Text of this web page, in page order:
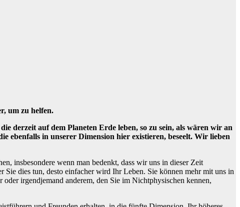
um zu helfen.
derzeit auf dem Planeten Erde leben, so zu sein, als wären wir an
ebenfalls in unserer Dimension hier existieren, beseelt. Wir lieben
insbesondere wenn man bedenkt, dass wir uns in dieser Zeit
dies tun, desto einfacher wird Ihr Leben. Sie können mehr mit uns in
irgendjemand anderem, den Sie im Nichtphysischen kennen,